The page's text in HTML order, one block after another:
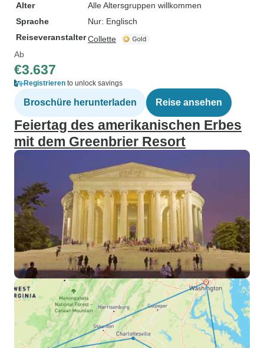
Alter
Alle Altersgruppen willkommen
Sprache
Nur: Englisch
ReiseveranstalterCollette
Ab
€3.637
Registrieren to unlock savings
Broschüre herunterladen Reise ansehen
Feiertag des amerikanischen Erbes
mit dem Greenbrier Resort